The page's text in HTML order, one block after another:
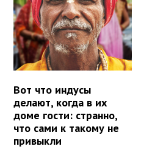
Вот что индусы
делают, когда в их
доме гости: странно,
что сами к такому не
привыкли